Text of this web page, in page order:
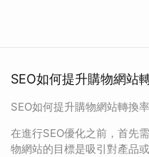
SEO如何提升購物網站
SEO如何提升購物網站轉換
在進行SEO優化之前，首先
物網站的目標是吸引對產品